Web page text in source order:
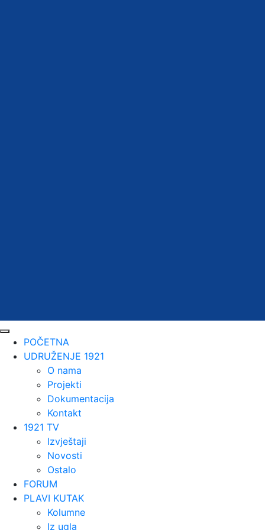
POČETNA
UDRUŽENJE 1921
O nama
Projekti
Dokumentacija
Kontakt
1921 TV
Izvještaji
Novosti
Ostalo
FORUM
PLAVI KUTAK
Kolumne
Iz ugla